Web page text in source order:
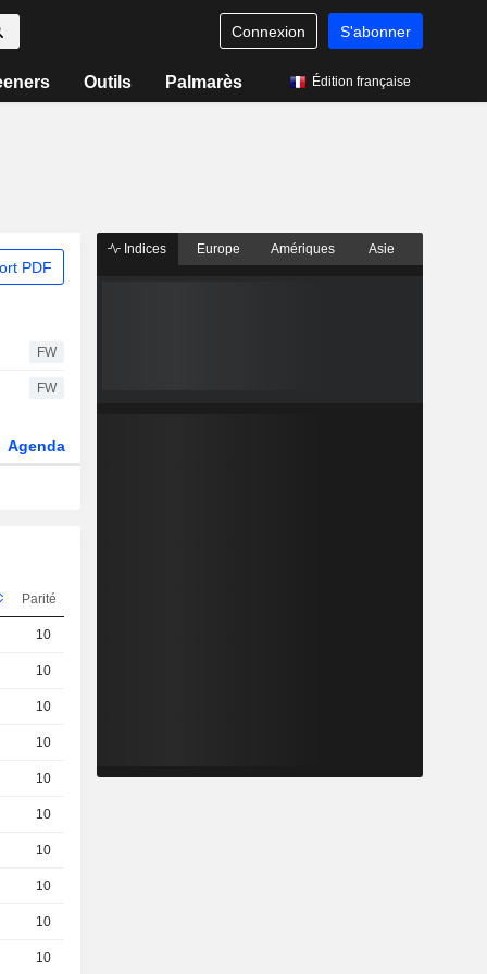
Connexion S'abonner
Outils Palmarès Édition française
PDF
FW
FW
Agenda
Parité
10
10
10
10
10 0,001000EUR
10
10
10
10
10
Indices Europe Amériques Asie